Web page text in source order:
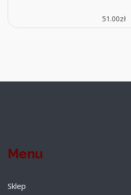
51.00zł
Menu
Sklep